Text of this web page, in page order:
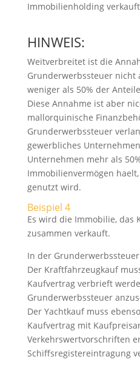
Immobilienholding
HINWEIS:
Weitverbreitet ist die
Grunderwerbssteuer nicht
weniger als 50% der
Diese Annahme ist aber
mallorquinische
Grunderwerbssteuer
gewerbliches
Unternehmen mehr als
Immobilienvermögen
genutzt wird.
Beispiel 4
Es wird die Immobilie, das
zusammen verkauft.
In der
Der Kraftfahrzeugkauf
Kaufvertrag verbrieft
Grunderwerbssteuer
Der Yachtkauf muss
Kaufvertrag mit
Verkehrswertvorschriften
Schiffsregistereintragung